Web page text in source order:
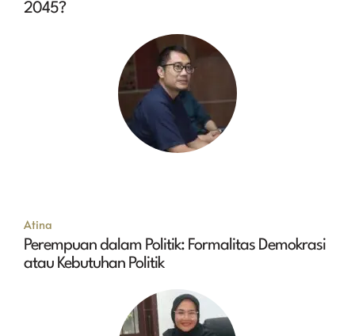
2045?
Atina
Perempuan dalam Politik: Formalitas Demokrasi
atau Kebutuhan Politik